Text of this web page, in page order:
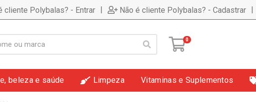
cliente Polybalas? - Entrar | Não é cliente Polybalas? - Cadastrar |
0
beleza e saúde Limpeza Vitaminas e Suplementos